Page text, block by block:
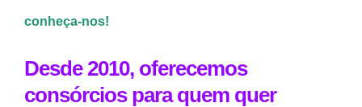
conheça-nos!
Desde 2010, oferecemos
consórcios para quem quer